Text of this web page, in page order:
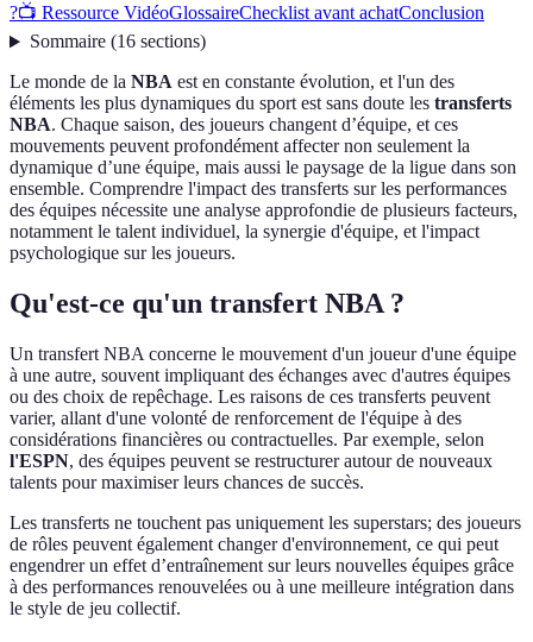
?📺 Ressource VidéoGlossaireChecklist avant achatConclusion
Sommaire(16 sections)
Le monde de la NBA est en constante évolution, et l'un des
éléments les plus dynamiques du sport est sans doute les transferts
NBA. Chaque saison, des joueurs changent d’équipe, et ces
mouvements peuvent profondément affecter non seulement la
dynamique d’une équipe, mais aussi le paysage de la ligue dans son
ensemble. Comprendre l'impact des transferts sur les performances
des équipes nécessite une analyse approfondie de plusieurs facteurs,
notamment le talent individuel, la synergie d'équipe, et l'impact
psychologique sur les joueurs.
Qu'est-ce qu'un transfert NBA ?
Un transfert NBA concerne le mouvement d'un joueur d'une équipe
à une autre, souvent impliquant des échanges avec d'autres équipes
ou des choix de repêchage. Les raisons de ces transferts peuvent
varier, allant d'une volonté de renforcement de l'équipe à des
considérations financières ou contractuelles. Par exemple, selon
l'ESPN, des équipes peuvent se restructurer autour de nouveaux
talents pour maximiser leurs chances de succès.
Les transferts ne touchent pas uniquement les superstars; des joueurs
de rôles peuvent également changer d'environnement, ce qui peut
engendrer un effet d’entraînement sur leurs nouvelles équipes grâce
à des performances renouvelées ou à une meilleure intégration dans
le style de jeu collectif.